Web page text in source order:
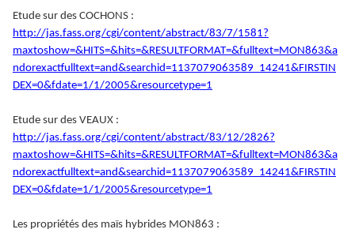
Etude sur des COCHONS :
http://jas.fass.org/cgi/content/abstract/83/7/1581?
maxtoshow=&HITS=&hits=&RESULTFORMAT=&fulltext=MON863&a
ndorexactfulltext=and&searchid=1137079063589_14241&FIRSTIN
DEX=0&fdate=1/1/2005&resourcetype=1
Etude sur des VEAUX :
http://jas.fass.org/cgi/content/abstract/83/12/2826?
maxtoshow=&HITS=&hits=&RESULTFORMAT=&fulltext=MON863&a
ndorexactfulltext=and&searchid=1137079063589_14241&FIRSTIN
DEX=0&fdate=1/1/2005&resourcetype=1
Les propriétés des maïs hybrides MON863 :